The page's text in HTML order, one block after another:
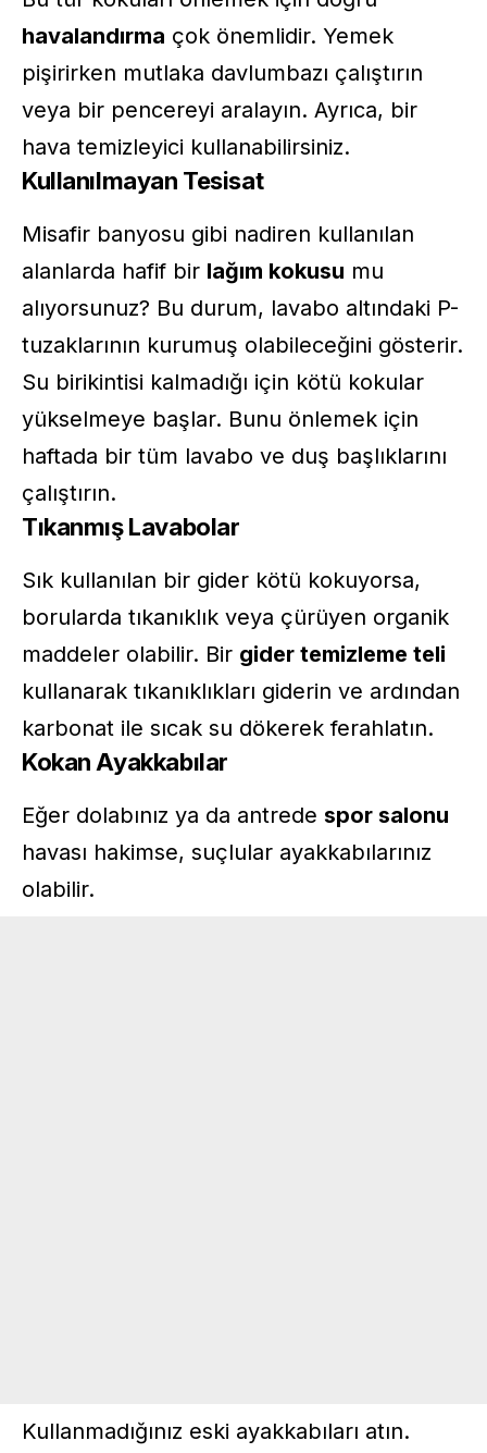
havalandırma çok önemlidir. Yemek
pişirirken mutlaka davlumbazı çalıştırın
veya bir pencereyi aralayın. Ayrıca, bir
hava temizleyici kullanabilirsiniz.
Kullanılmayan Tesisat
Misafir banyosu gibi nadiren kullanılan
alanlarda hafif bir lağım kokusu mu
alıyorsunuz? Bu durum, lavabo altındaki P-
tuzaklarının kurumuş olabileceğini gösterir.
Su birikintisi kalmadığı için kötü kokular
yükselmeye başlar. Bunu önlemek için
haftada bir tüm lavabo ve duş başlıklarını
çalıştırın.
Tıkanmış Lavabolar
Sık kullanılan bir gider kötü kokuyorsa,
borularda tıkanıklık veya çürüyen organik
maddeler olabilir. Bir gider temizleme teli
kullanarak tıkanıklıkları giderin ve ardından
karbonat ile sıcak su dökerek ferahlatın.
Kokan Ayakkabılar
Eğer dolabınız ya da antrede spor salonu
havası hakimse, suçlular ayakkabılarınız
olabilir.
Kullanmadığınız eski ayakkabıları atın.